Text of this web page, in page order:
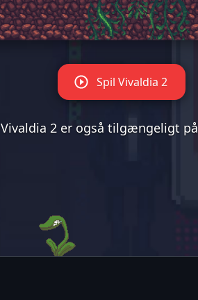
Spil Vivaldia 2
Vivaldia 2 er også tilgængeligt på